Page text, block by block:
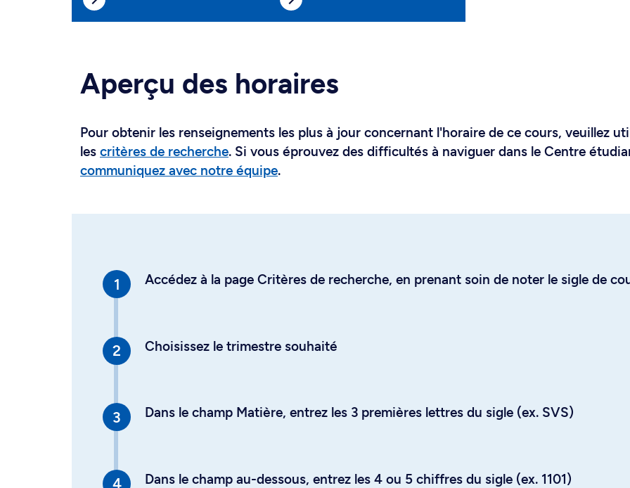
Aperçu des horaires
Pour obtenir les renseignements les plus à jour concernant l'horaire de ce cours, veuillez
les critères de recherche. Si vous éprouvez des difficultés à naviguer dans le Centre
communiquez avec notre équipe.
Accédez à la page Critères de recherche, en prenant soin de noter le sigle de
Choisissez le trimestre souhaité
Dans le champ Matière, entrez les 3 premières lettres du sigle (ex. SVS)
Dans le champ au-dessous, entrez les 4 ou 5 chiffres du sigle (ex. 1101)